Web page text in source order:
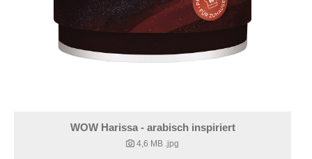
WOW Harissa - arabisch inspiriert
4,6 MB .jpg